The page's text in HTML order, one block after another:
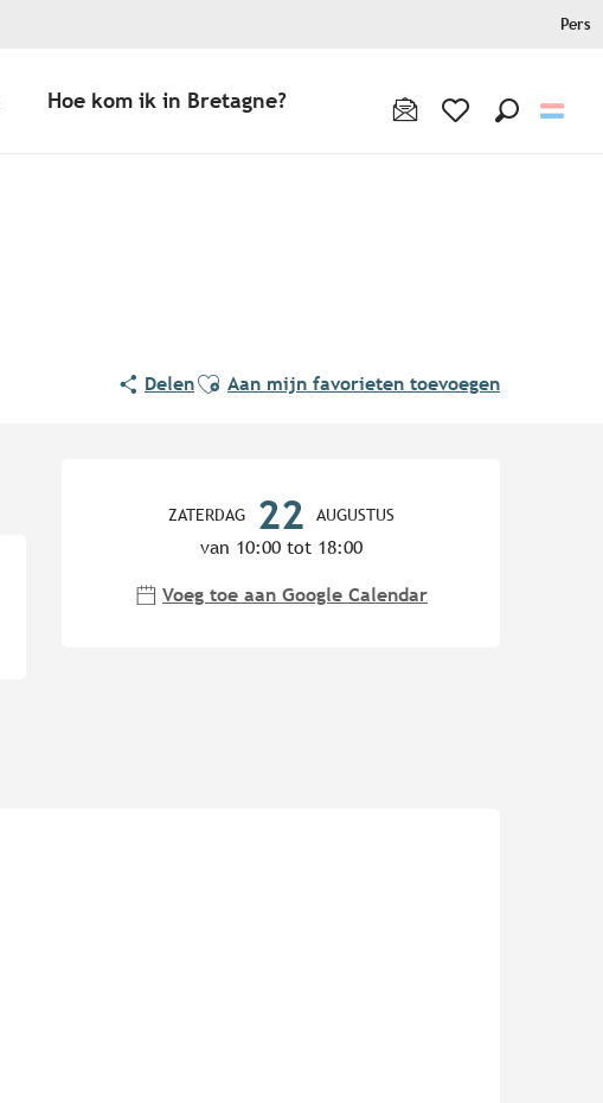
Pers
Hoe kom ik in Bretagne?
DelenAjouter aux favoris
Aan mijn favorieten toevoegen
ZATERDAG 22 AUGUSTUS
van 10:00 tot 18:00
Voeg toe aan Google Calendar